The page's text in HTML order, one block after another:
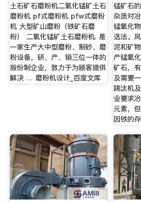
土石矿石磨粉机二氧化锰矿土石
磨粉机 pf式磨粉机 pfw式磨粉
机 大型矿山磨粉（铁矿石磨
粉） 二氧化锰矿土石磨粉机. 是
一家生产大中型磨粉、制砂、磨
粉设备，研、产、销三位一体的
股份制企业，致力于为顾客提供
解决 … 磨粉机设计_百度文库
锰矿石
杂质对
锰氧化
选法。
泥和矿
产锰氧
矿石，
及需要
跳汰机
业要求
元素，
因铁的